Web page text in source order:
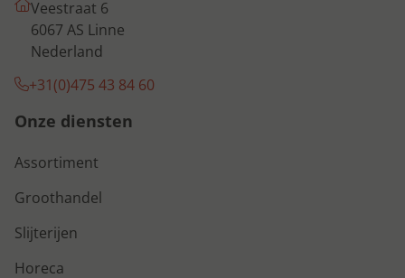
Veestraat 6
6067 AS Linne
Nederland
+31(0)475 43 84 60
Onze diensten
Assortiment
Groothandel
Slijterijen
Horeca